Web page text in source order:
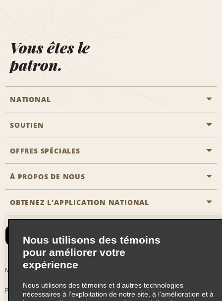
Vous êtes le
patron.
NATIONAL
Aviation générale
Emplacements Emerald Aisle
Agents de voyage
Réserver un véhicule pour quelqu'un d'autre
Emerald Club se connecter
Emerald Club S'inscrire
Emerald Club Avantages
SOUTIEN
Clients ayant un handicap
Nous contacter
FAQ
OFFRES SPÉCIALES
Toutes les offres
Abonnement aux courriels
À PROPOS DE NOUS
Histoire de l’entreprise
Nouvelles et histoires
Responsabilité sociale
Occasions de franchise mondiales
Perspectives de carrière
OBTENEZ L'APPLICATION NATIONAL
Modalités d'utilisation
Politique sur les fichiers témoins
Nous utilisons des témoins
pour améliorer votre
expérience
Nous utilisons des témoins et d’autres technologies
nécessaires à l’exploitation de notre site, à l’amélioration et à